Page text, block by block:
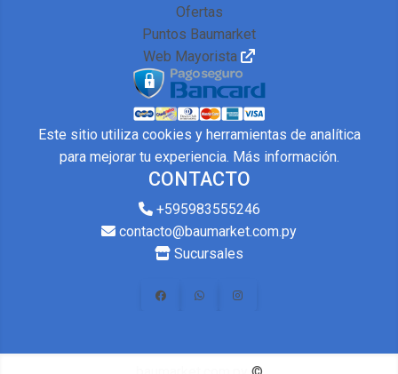
Ofertas
Puntos Baumarket
Web Mayorista
CONTACTO
+595983555246
contacto@baumarket.com.py
Sucursales
Este sitio utiliza cookies y herramientas de analítica
para mejorar tu experiencia. Más información.